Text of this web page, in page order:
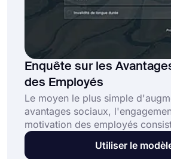
Enquête sur les
des Employés
Le moyen le plus simple
avantages sociaux,
motivation des employés
modèles d'enquête. Vous
l'enquête de satisfaction de
Utiliser le